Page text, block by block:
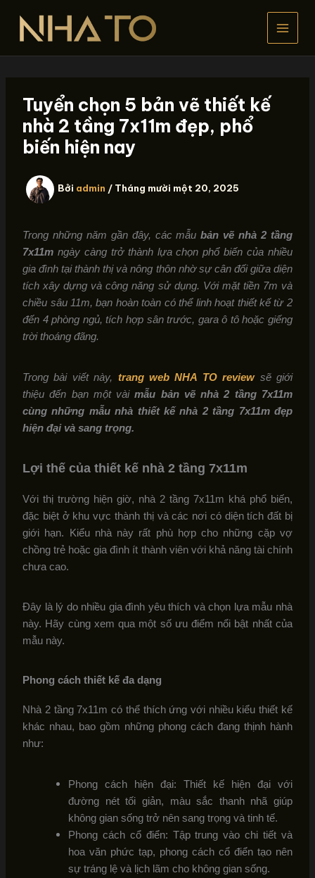
dung
Tuyển chọn 5 bản vẽ thiết kế
nhà 2 tầng 7x11m đẹp, phổ
biến hiện nay
Bởi admin / Tháng mười một 20, 2025
Trong những năm gần đây, các mẫubản vẽ nhà 2 tầng
7x11m ngày càng trở thành lựa chọn phổ biến của nhiều
gia đình tại thành thị và nông thôn nhờ sự cân đối giữa diện
tích xây dựng và công năng sử dụng. Với mặt tiền 7m và
chiều sâu 11m, bạn hoàn toàn có thể linh hoạt thiết kế từ 2
đến 4 phòng ngủ, tích hợp sân trước, gara ô tô hoặc giếng
trời thoáng đãng.
Trong bài viết này, trang web NHA TO reviewsẽ giới
thiệu đến bạn một vàimẫu bản vẽ nhà 2 tầng 7x11m
cùng những mẫu nhà thiết kế nhà 2 tầng 7x11m đẹp
hiện đại và sang trọng.
Lợi thế của thiết kế nhà 2 tầng 7x11m
Với thị trường hiện giờ, nhà 2 tầng 7x11m khá phổ biến,
đặc biệt ở khu vực thành thị và các nơi có diện tích đất bị
giới hạn. Kiểu nhà này rất phù hợp cho những cặp vợ
chồng trẻ hoặc gia đình ít thành viên với khả năng tài chính
chưa cao.
Đây là lý do nhiều gia đình yêu thích và chọn lựa mẫu nhà
này. Hãy cùng xem qua một số ưu điểm nổi bật nhất của
mẫu này.
Phong cách thiết kế đa dạng
Nhà 2 tầng 7x11m có thể thích ứng với nhiều kiểu thiết kế
khác nhau, bao gồm những phong cách đang thịnh hành
như:
Phong cách hiện đại: Thiết kế hiện đại với
đường nét tối giản, màu sắc thanh nhã giúp
không gian sống trở nên sang trọng và tinh tế.
Phong cách cổ điển: Tập trung vào chi tiết và
hoa văn phức tạp, phong cách cổ điển tạo nên
sự tráng lệ và lịch lãm cho không gian sống.